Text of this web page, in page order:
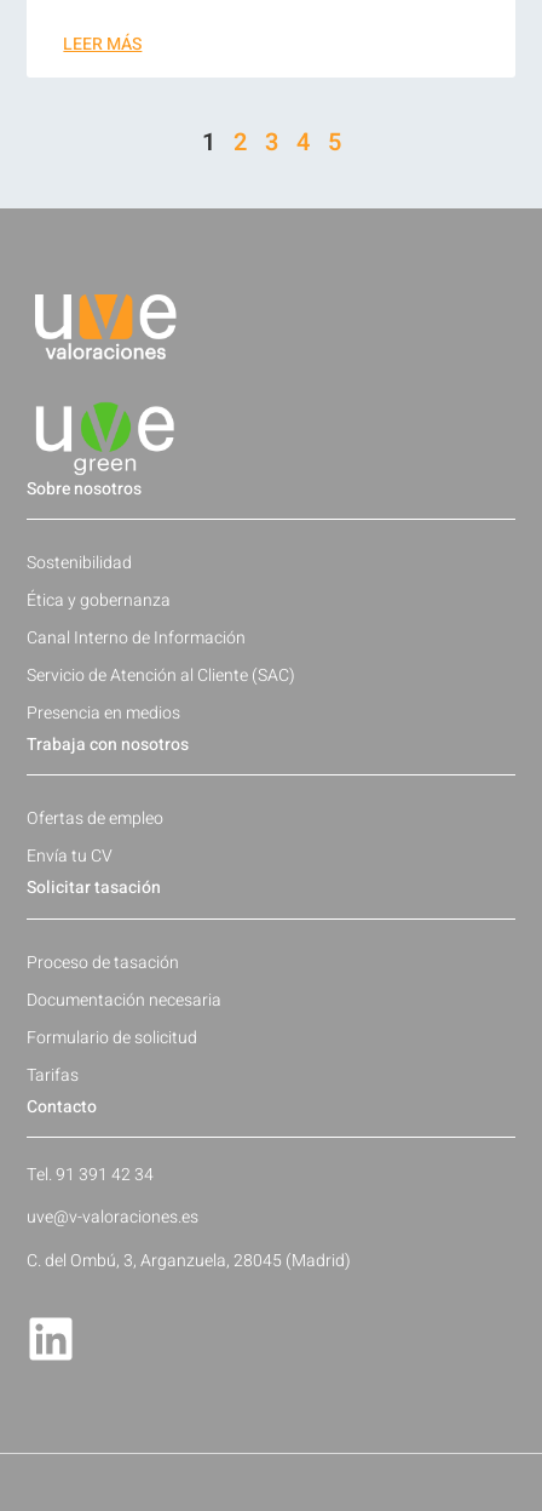
LEER MÁS
1 2 3 4 5
Contacto
Tel. 91 391 42 34
uve@v-valoraciones.es
C. del Ombú, 3, Arganzuela, 28045 (Madrid)
Solicitar tasación
Proceso de tasación
Documentación necesaria
Formulario de solicitud
Tarifas
Trabaja con nosotros
Ofertas de empleo
Envía tu CV
Sobre nosotros
Sostenibilidad
Ética y gobernanza
Canal Interno de Información
Servicio de Atención al Cliente (SAC)
Presencia en medios